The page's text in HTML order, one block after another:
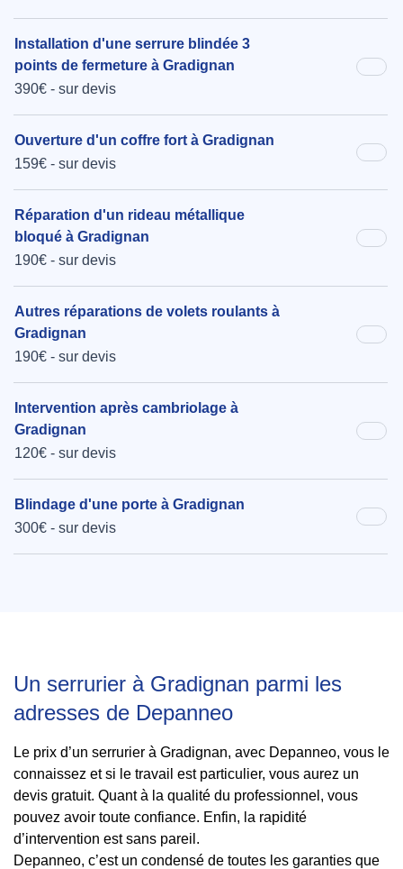
Installation d'une serrure blindée 3
points de fermeture à Gradignan
390€ - sur devis
Ouverture d'un coffre fort à Gradignan
159€ - sur devis
Réparation d'un rideau métallique
bloqué à Gradignan
190€ - sur devis
Autres réparations de volets roulants à
Gradignan
190€ - sur devis
Intervention après cambriolage à
Gradignan
120€ - sur devis
Blindage d'une porte à Gradignan
300€ - sur devis
Un serrurier à Gradignan parmi les
adresses de Depanneo
Le prix d’un serrurier à Gradignan, avec Depanneo, vous le
connaissez et si le travail est particulier, vous aurez un
devis gratuit. Quant à la qualité du professionnel, vous
pouvez avoir toute confiance. Enfin, la rapidité
d’intervention est sans pareil.
Depanneo, c’est un condensé de toutes les garanties que